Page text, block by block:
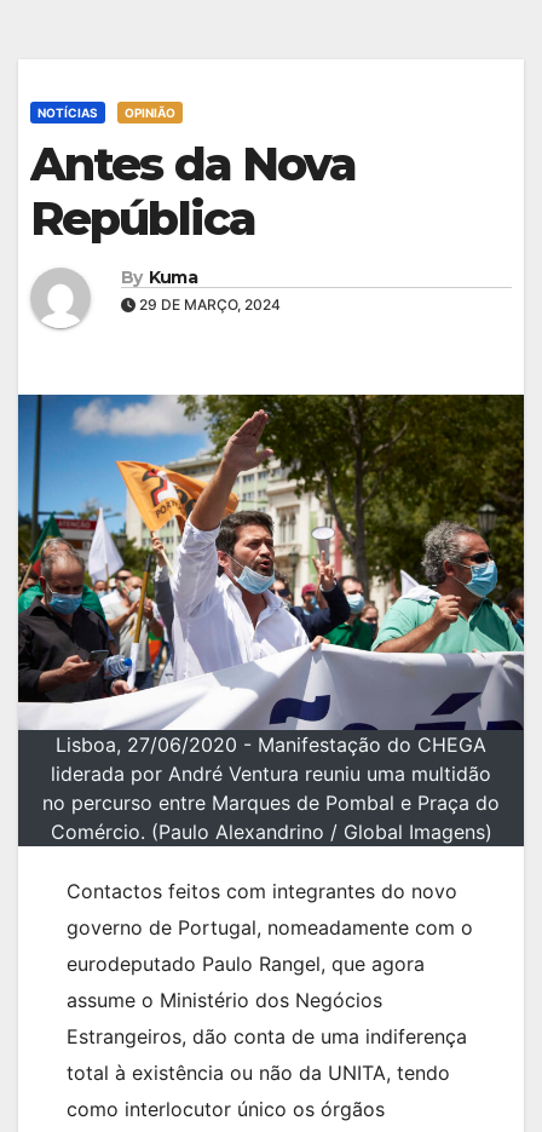
NOTÍCIAS OPINIÃO
Antes da Nova
República
By Kuma
29 DE MARÇO, 2024
Lisboa, 27/06/2020 - Manifestação do CHEGA
liderada por André Ventura reuniu uma multidão
no percurso entre Marques de Pombal e Praça do
Comércio. (Paulo Alexandrino / Global Imagens)
Contactos feitos com integrantes do novo
governo de Portugal, nomeadamente com o
eurodeputado Paulo Rangel, que agora
assume o Ministério dos Negócios
Estrangeiros, dão conta de uma indiferença
total à existência ou não da UNITA, tendo
como interlocutor único os órgãos